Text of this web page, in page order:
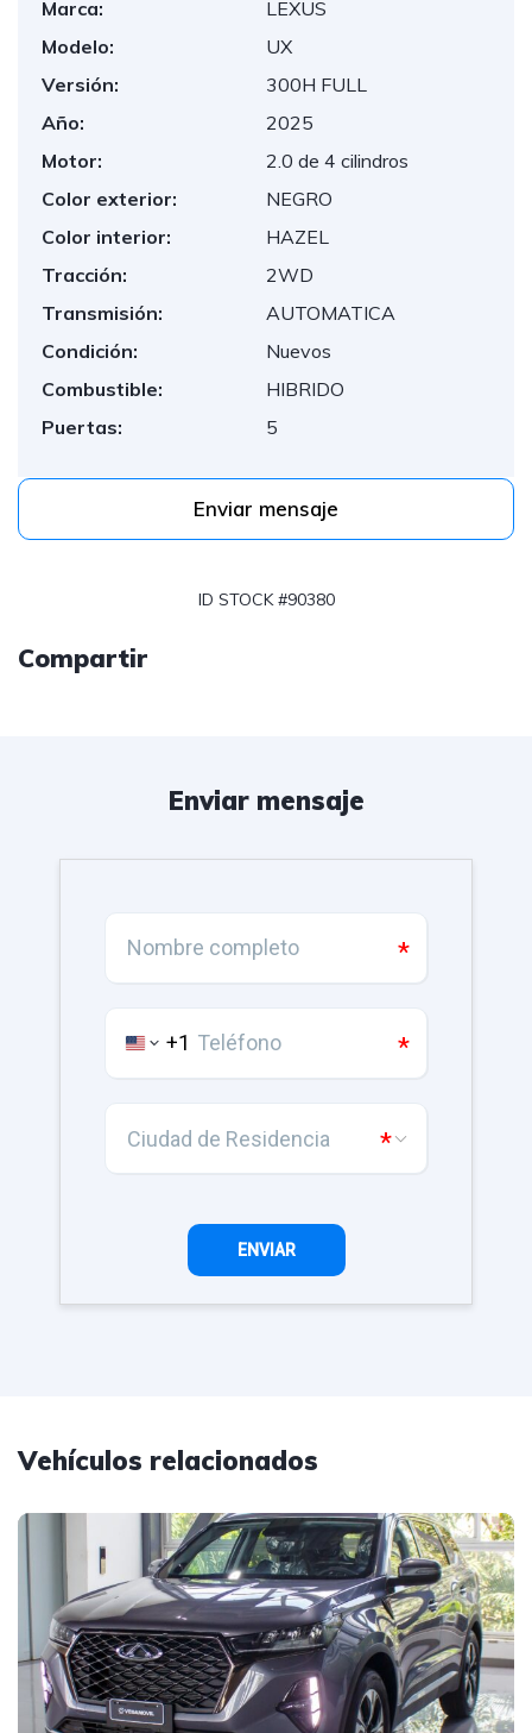
Marca:
LEXUS
Modelo:
UX
Versión:
300H FULL
Año:
2025
Motor:
2.0 de 4 cilindros
Color exterior:
NEGRO
Color interior:
HAZEL
Tracción:
2WD
Transmisión:
AUTOMATICA
Condición:
Nuevos
Combustible:
HIBRIDO
Puertas:
5
Enviar mensaje
ID STOCK #90380
Compartir
Enviar mensaje
Vehículos relacionados